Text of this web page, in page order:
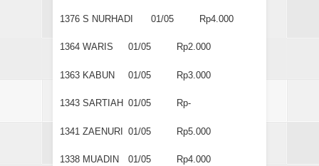
1376 S NURHADI 01/05 Rp4.000
1364 WARIS 01/05 Rp2.000
1363 KABUN 01/05 Rp3.000
1343 SARTIAH 01/05 Rp-
1341 ZAENURI 01/05 Rp5.000
1338 MUADIN 01/05 Rp4.000